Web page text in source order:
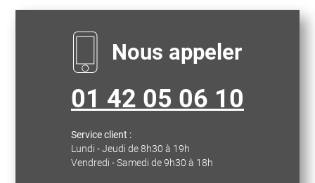
Nous appeler
01 42 05 06 10
Service client :
Lundi - Jeudi de 8h30 à 19h
Vendredi - Samedi de 9h30 à 18h